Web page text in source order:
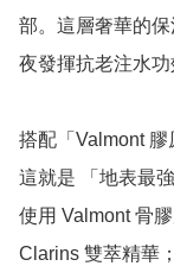
部。這層奢華的
夜發揮抗老注水功
搭配「Valmont 膠
這就是 「地表最
使用 Valmont 骨
Clarins 雙萃精華